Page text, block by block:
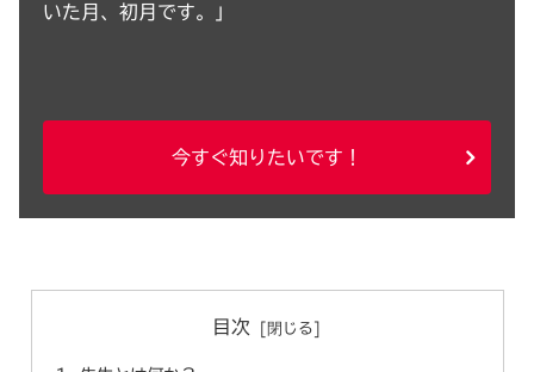
いた月、初月です。」
今すぐ知りたいです！
目次